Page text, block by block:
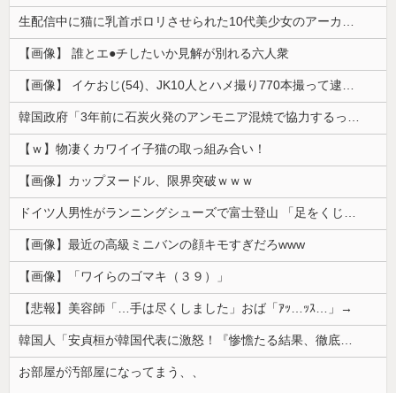
【画像】 誰とエ●チしたいか見解が別れる六人衆
【ｗ】物凄くカワイイ子猫の取っ組み合い！
【画像】カップヌードル、限界突破ｗｗｗ
【画像】最近の高級ミニバンの顔キモすぎだろwww
【画像】「ワイらのゴマキ（３９）」
【悲報】美容師「…手は尽くしました」おば「ｱｯ…ｯｽ…」→
お部屋が汚部屋になってまう、、